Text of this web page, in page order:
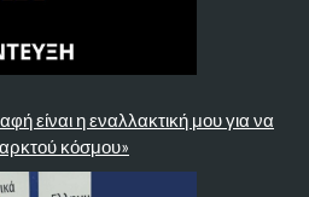
είναι η εναλλακτική μου για να
κόσμου»